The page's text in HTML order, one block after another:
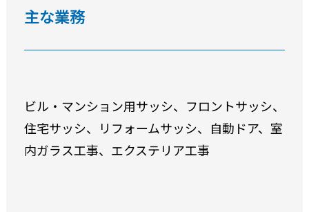
主な業務
ビル・マンション用サッシ、フロントサッシ、
住宅サッシ、リフォームサッシ、自動ドア、室
内ガラス工事、エクステリア工事